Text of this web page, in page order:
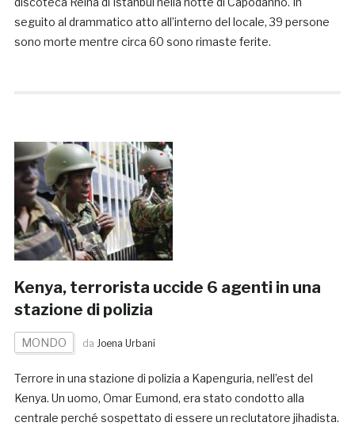
seguito al drammatico atto all’interno del locale, 39 persone
sono morte mentre circa 60 sono rimaste ferite.
Kenya, terrorista uccide 6 agenti in una
stazione di polizia
MONDO da Joena Urbani
Terrore in una stazione di polizia a Kapenguria, nell’est del
Kenya. Un uomo, Omar Eumond, era stato condotto alla
centrale perché sospettato di essere un reclutatore jihadista.